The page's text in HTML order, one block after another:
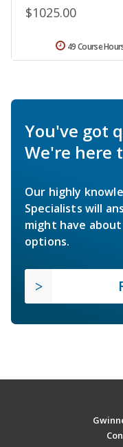
$1025.00
49 Course
You've got
We're here
Our highly
Specialists will
might have
options.